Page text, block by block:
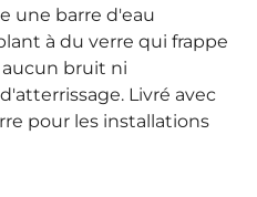
une barre d'eau
à du verre qui frappe
bruit ni
Livré avec
pour les installations